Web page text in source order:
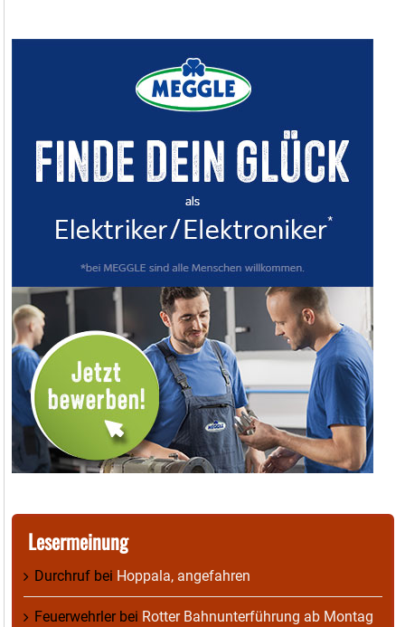
Lesermeinung
Durchruf bei Hoppala, angefahren
Feuerwehrlerbei Rotter Bahnunterführung ab Montag